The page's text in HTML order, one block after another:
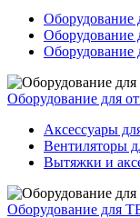
Оборудование
Оборудование
Оборудование для
Аксессуары
Вентиляторы
Вытяжки и
Оборудование